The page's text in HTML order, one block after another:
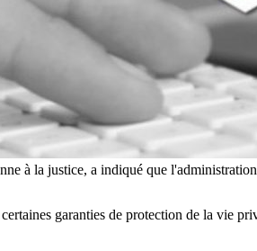
à la justice, a indiqué que
garanties de protection de la vie